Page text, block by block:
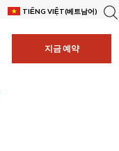
TIẾNG VIỆT(베트남어)
지금 예약